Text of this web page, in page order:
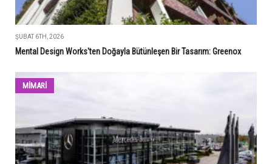
ŞUBAT 6TH, 2026
Mental Design Works'ten Doğayla Bütünleşen Bir Tasarım: Greenox
MİMARİ